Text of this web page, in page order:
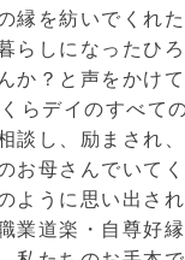
を紡いでくれ
らしになったひ
？と声をかけ
らデイのすべて
し、励まされ
母さんでいて
うに思い出さ
道楽・自尊好